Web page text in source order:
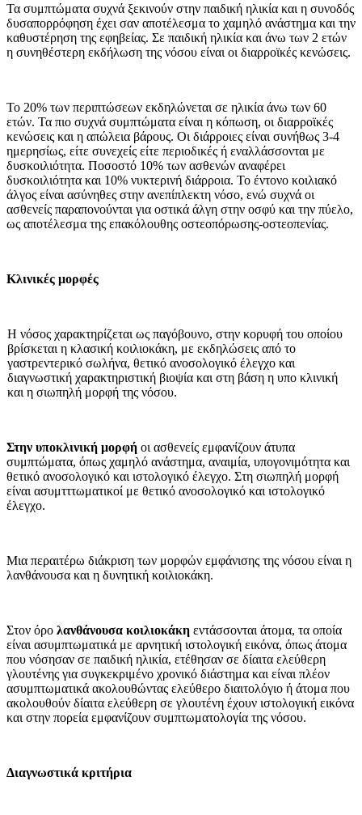
Τα συμπτώματα συχνά ξεκινούν στην παιδική ηλικία και η συνοδός
δυσαπορρόφηση έχει σαν αποτέλεσμα το χαμηλό ανάστημα και την
καθυστέ­ρηση της εφηβείας. Σε παιδική ηλικία και άνω των 2 ετών
η συνηθέστερη εκδήλωση της νόσου είναι οι διαρρο­ϊκές κενώσεις.
Το 20% των περιπτώσεων εκδηλώνε­ται σε ηλικία άνω των 60
ετών. Τα πιο συχνά συμπτώματα είναι η κόπωση, οι διαρροϊκές
κενώσεις και η απώλεια βά­ρους. Οι διάρροιες είναι συνήθως 3-4
ημερησίως, είτε συνεχείς είτε περιοδι­κές ή εναλλάσσονται με
δυσκοιλιότητα. Ποσοστό 10% των ασθενών αναφέρει
δυσκοιλιότητα και 10% νυκτερινή διάρ­ροια. Το έντονο κοιλιακό
άλγος είναι ασύνηθες στην ανεπίπλεκτη νόσο, ενώ συχνά οι
ασθενείς παραπονούνται για οστικά άλγη στην οσφύ και την πύε­λο,
ως αποτέλεσμα της επακόλουθης οστεοπόρωσης-οστεοπενίας.
Κλινικές μορφές
Η νόσος χαρακτηρίζεται ως παγό­βουνο, στην κορυφή του οποίου
βρίσκεται η κλασική κοιλιοκάκη, με εκδηλώσεις από το
γαστρεντερικό σωλήνα, θετικό ανοσολογικό έλεγχο και
διαγνωστική χαρακτηριστική βιο­ψία και στη βάση η υπο κλινική
και η σιωπηλή μορφή της νόσου.
Στην υποκλινική μορφή οι ασθενείς εμφανίζουν άτυπα
συμπτώματα, όπως χαμηλό ανάστημα, αναιμία, υπογονιμότητα και
θετικό ανοσολογικό και ιστολογικό έλεγχο. Στη σιωπηλή μορ­φή
είναι ασυμτττωματικοί με θετικό ανοσολογικό και ιστολογικό
έλεγχο.
Μια περαιτέρω διάκριση των μορφών εμφάνισης της νόσου είναι η
λανθά­νουσα και η δυνητική κοιλιοκάκη.
Στον όρο λανθάνουσα κοιλιοκάκη εντάσσονται άτομα, τα οποία
είναι ασυμπτωματικά με αρνητική ιστολο­γική εικόνα, όπως άτομα
που νόσησαν σε παιδική ηλικία, ετέθησαν σε δίαιτα ελεύθερη
γλουτένης για συγκεκριμένο χρονικό διά­στημα και είναι πλέον
ασυμπτωματικά ακολουθώντας ελεύθερο διαιτολόγιο ή άτομα που
ακολουθούν δίαιτα ελεύθερη σε γλουτένη έχουν ιστολογική εικόνα
και στην πορεία εμφανίζουν συμπτωματολογία της νόσου.
Διαγνωστικά κριτήρια